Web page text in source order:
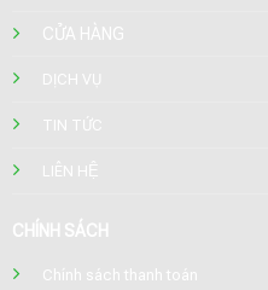
CỬA HÀNG
DỊCH VỤ
TIN TỨC
LIÊN HỆ
CHÍNH SÁCH
Chính sách thanh toán